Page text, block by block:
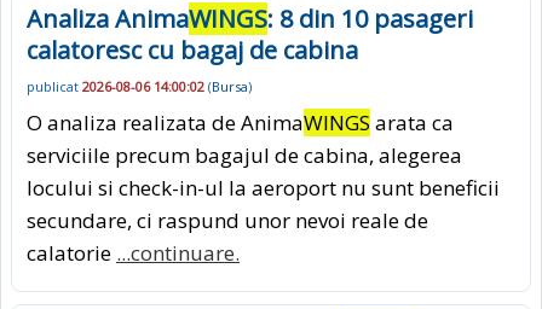
Analiza AnimaWINGS: 8 din 10 pasageri
calatoresc cu bagaj de cabina
publicat 2026-08-06 14:00:02 (Bursa)
O analiza realizata de AnimaWINGS arata ca
serviciile precum bagajul de cabina, alegerea
locului si check-in-ul la aeroport nu sunt beneficii
secundare, ci raspund unor nevoi reale de
calatorie ...continuare.